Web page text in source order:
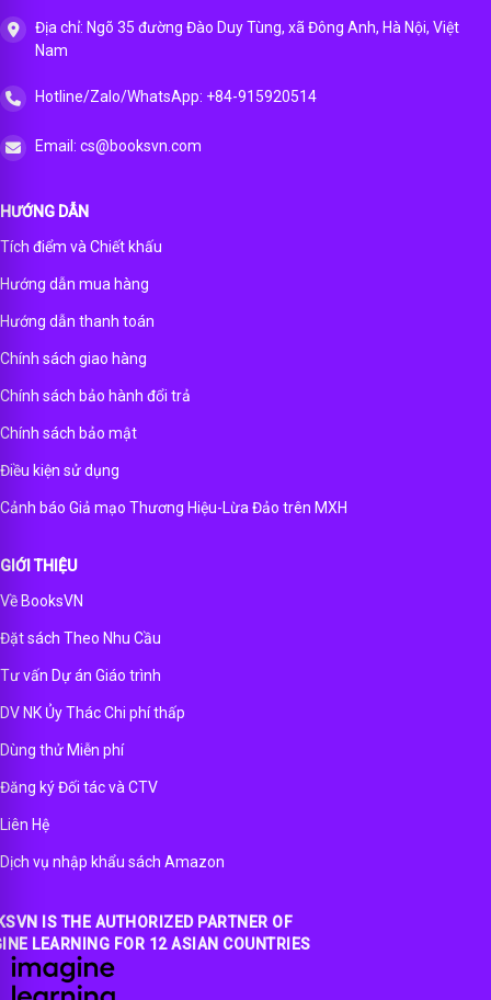
Địa chỉ: Ngõ 35 đường Đào Duy Tùng, xã Đông Anh, Hà Nội, Việt
Nam
Hotline/Zalo/WhatsApp: +84-915920514
Email: cs@booksvn.com
HƯỚNG DẪN
Tích điểm và Chiết khấu
Hướng dẫn mua hàng
Hướng dẫn thanh toán
Chính sách giao hàng
Chính sách bảo hành đổi trả
Chính sách bảo mật
Điều kiện sử dụng
Cảnh báo Giả mạo Thương Hiệu-Lừa Đảo trên MXH
GIỚI THIỆU
Về BooksVN
Đặt sách Theo Nhu Cầu
Tư vấn Dự án Giáo trình
DV NK Ủy Thác Chi phí thấp
Dùng thử Miễn phí
Đăng ký Đối tác và CTV
Liên Hệ
Dịch vụ nhập khẩu sách Amazon
IS THE AUTHORIZED PARTNER OF
LEARNING FOR 12 ASIAN COUNTRIES